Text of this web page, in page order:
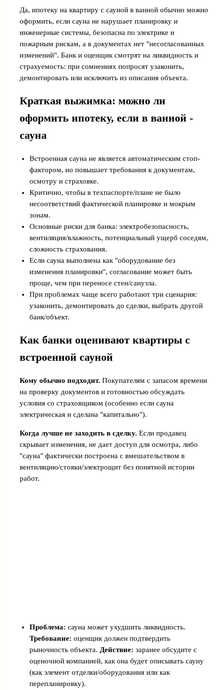
Да, ипотеку на квартиру с сауной в ванной обычно можно
оформить, если сауна не нарушает планировку и
инженерные системы, безопасна по электрике и
пожарным рискам, а в документах нет "несогласованных
изменений". Банк и оценщик смотрят на ликвидность и
страхуемость: при сомнениях попросят узаконить,
демонтировать или исключить из описания объекта.
Краткая выжимка: можно ли
оформить ипотеку, если в ванной -
сауна
Встроенная сауна не является автоматическим стоп-
фактором, но повышает требования к документам,
осмотру и страховке.
Критично, чтобы в техпаспорте/плане не было
несоответствий фактической планировке и мокрым
зонам.
Основные риски для банка: электробезопасность,
вентиляция/влажность, потенциальный ущерб соседям,
сложность страхования.
Если сауна выполнена как "оборудование без
изменения планировки", согласование может быть
проще, чем при переносе стен/санузла.
При проблемах чаще всего работают три сценария:
узаконить, демонтировать до сделки, выбрать другой
банк/объект.
Как банки оценивают квартиры с
встроенной сауной
Кому обычно подходит. Покупателям с запасом времени
на проверку документов и готовностью обсуждать
условия со страховщиком (особенно если сауна
электрическая и сделана "капитально").
Когда лучше не заходить в сделку. Если продавец
скрывает изменения, не дает доступ для осмотра, либо
"сауна" фактически построена с вмешательством в
вентиляцию/стояки/электрощит без понятной истории
работ.
Проблема: сауна может ухудшить ликвидность.
Требование: оценщик должен подтвердить
рыночность объекта. Действие: заранее обсудите с
оценочной компанией, как она будет описывать сауну
(как элемент отделки/оборудования или как
перепланировку).